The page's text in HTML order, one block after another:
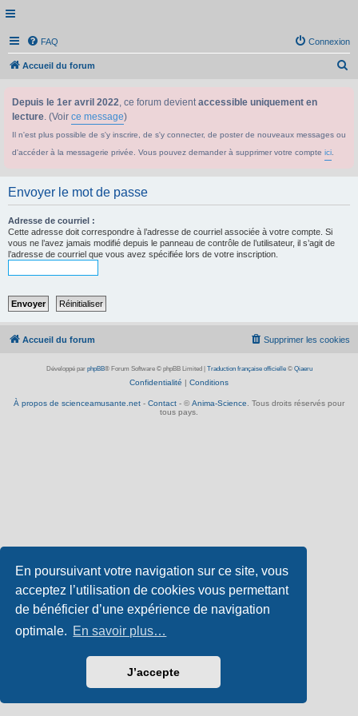
En poursuivant votre navigation sur ce site, vous
acceptez l’utilisation de cookies vous permettant
de bénéficier d’une expérience de navigation
optimale. En savoir plus…
J’accepte
FAQ Connexion
Accueil du forum
Depuis le 1er avril 2022, ce forum devientaccessible uniquement en
lecture. (Voir ce message)
Il n'est plus possible de s'y inscrire, de s'y connecter, de poster de nouveaux messages ou
d'accéder à la messagerie privée. Vous pouvez demander à supprimer votre compte ici
Envoyer le mot de passe
Adresse de courriel :
Cette adresse doit correspondre à l’adresse de courriel associée à votre compte. Si
vous ne l’avez jamais modifié depuis le panneau de contrôle de l’utilisateur, il s’agit de
l’adresse de courriel que vous avez spécifiée lors de votre inscription.
Accueil du forum Supprimer les cookies
Développé par phpBB® Forum Software © phpBB Limited Traduction française officielle© Qiaeru
Confidentialité | Conditions
À propos de scienceamusante.net - Contact - © Anima-Science . Tous droits réservés pour
tous pays.